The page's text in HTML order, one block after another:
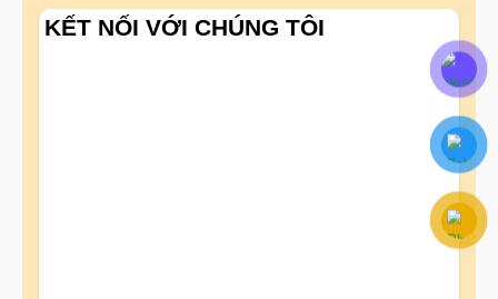
KẾT NỐI VỚI CHÚNG TÔI